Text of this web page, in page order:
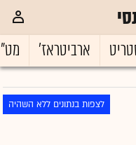
ארביטראז'
לצפות בנתונים ללא השהיה